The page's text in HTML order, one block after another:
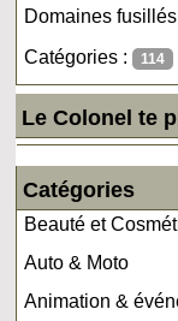
Domaines
Catégories : 114
Le Colonel te
Catégories
Beauté et
Auto & Moto
Animation &